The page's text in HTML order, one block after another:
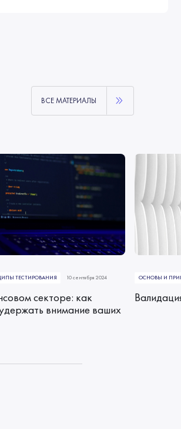
ТЕСТИРОВАНИЯ 10 сентября 2024
секторе: как
внимание ваших
ОСНОВЫ И
ВСЕ МАТЕРИАЛЫ